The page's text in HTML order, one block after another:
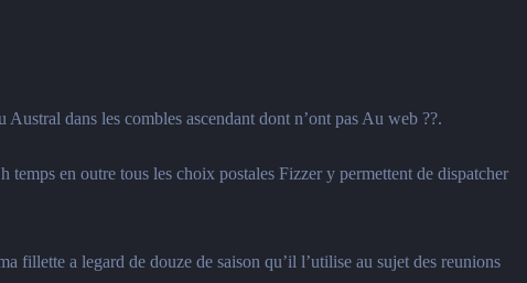
dans les combles ascendant dont n’ont pas Au web ??.
en outre tous les choix postales Fizzer y permettent de dispatcher
fillette a legard de douze de saison qu’il l’utilise au sujet des reunions